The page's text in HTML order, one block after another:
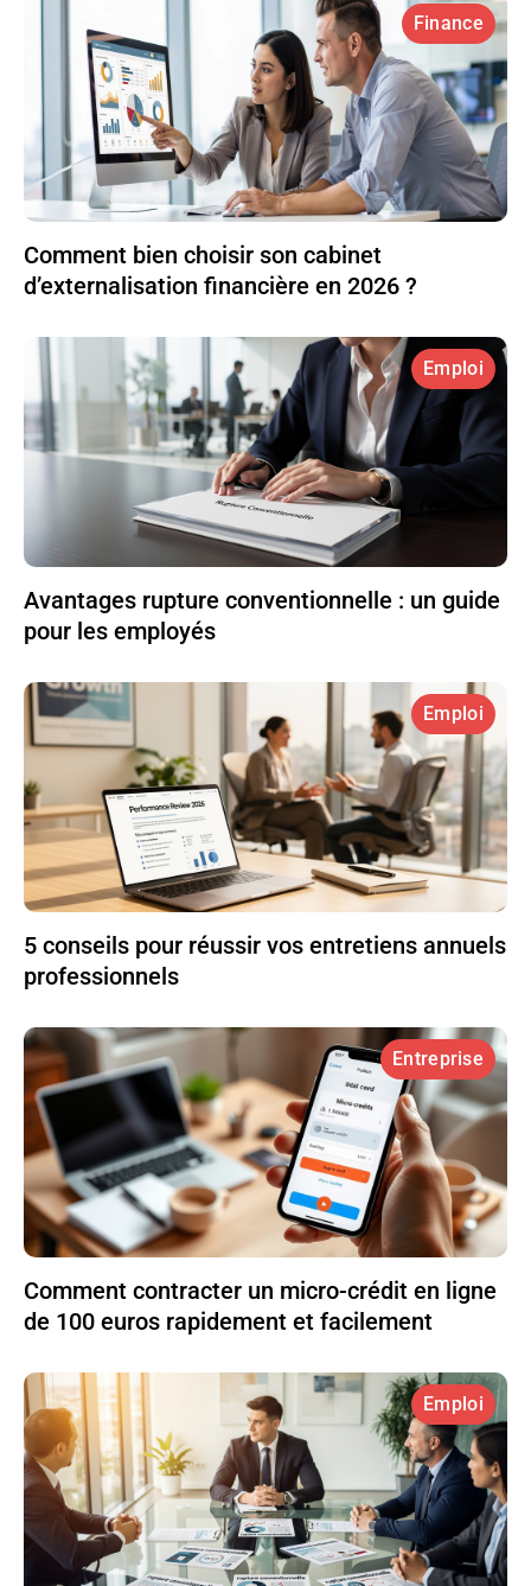
Finance
Comment bien choisir son cabinet
d’externalisation financière en 2026 ?
Emploi
Avantages rupture conventionnelle : un guide
pour les employés
Emploi
5 conseils pour réussir vos entretiens annuels
professionnels
Entreprise
Comment contracter un micro-crédit en ligne
de 100 euros rapidement et facilement
Emploi